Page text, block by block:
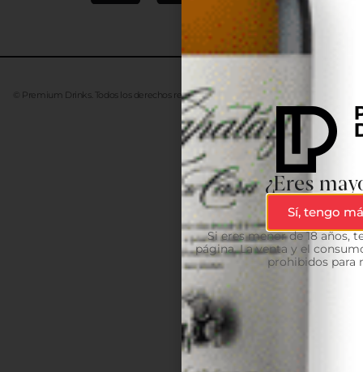
© Premium Drinks. Todos los derechos reservados. Desarrollado Advanze
¿Eres
Sí, tengo
Si eres menor de 18 años,
página. La venta y el
prohibidos para